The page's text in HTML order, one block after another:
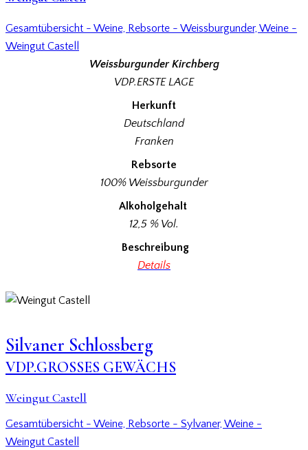
Gesamtübersicht - Weine, Rebsorte - Weissburgunder, Weine -
Weingut Castell
Weissburgunder Kirchberg
VDP.ERSTE LAGE
Herkunft
Deutschland
Franken
Rebsorte
100% Weissburgunder
Alkoholgehalt
12,5 % Vol.
Beschreibung
Details
Silvaner Schlossberg
VDP.GROSSES GEWÄCHS
Weingut Castell
Gesamtübersicht - Weine, Rebsorte - Sylvaner, Weine -
Weingut Castell